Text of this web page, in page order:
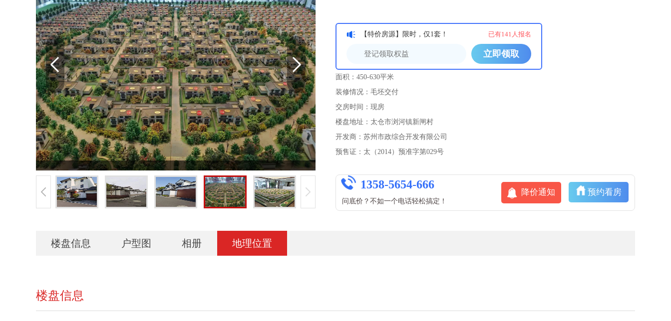
【特价房源】限时，仅1套！ 已有141 人报名
面积：450-630平米
装修情况：毛坯交付
交房时间：现房
楼盘地址：太仓市浏河镇新闸村
开发商：苏州市政综合开发有限公司
预售证：太（2014）预准字第029号
1358-5654-666
问底价？不如一个电话轻松搞定！
降价通知 预约看房
楼盘信息 户型图 相册 地理位置
楼盘信息